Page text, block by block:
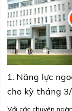
1. Năng lực
cho kỳ tháng